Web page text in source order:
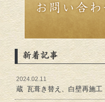
新着記事
2024.02.11
蔵 瓦葺き替え、白壁再施工